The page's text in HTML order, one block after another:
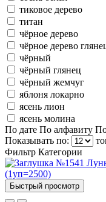
тиковое дерево
титан
чёрное дерево
чёрное дерево
чёрный
чёрный глянец
чёрный жемчуг
яблоня локарно
ясень лион
ясень молина
По дате По алфавиту
Показывать по:
Фильтр Категории
Быстрый просмотр